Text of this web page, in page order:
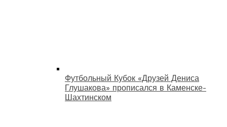
Футбольный Кубок «Друзей Дениса
Глушакова» прописался в Каменске-
Шахтинском